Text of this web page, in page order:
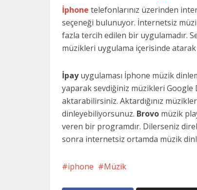
İphone telefonlarınız üzerinden
seçeneği bulunuyor. İnternetsiz
fazla tercih edilen bir uygulamadır.
müzikleri uygulama içerisinde
İpayuygulaması İphone müzik
yaparak sevdiğiniz müzikleri
aktarabilirsiniz. Aktardığınız
dinleyebiliyorsunuz. Brovo müzik
veren bir programdır. Dilerseniz
sonra internetsiz ortamda müzik
iphone Müzik